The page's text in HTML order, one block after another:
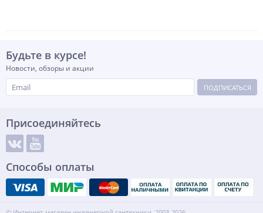
Будьте в курсе!
Новости, обзоры и акции
ПОДПИСАТЬСЯ
Присоединяйтесь
Способы оплаты